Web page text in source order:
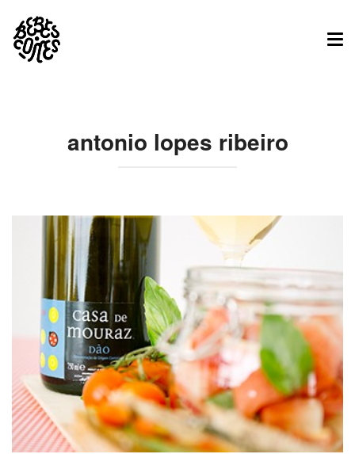
antonio lopes ribeiro